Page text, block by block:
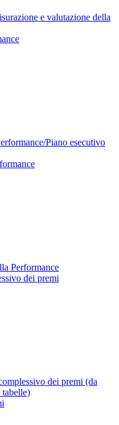
e valutazione della
Piano esecutivo
Performance
dei premi
dei premi (da